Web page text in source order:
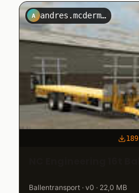
A andres.mcdermott
189
Ballentransport · v0 · 22,0 MB